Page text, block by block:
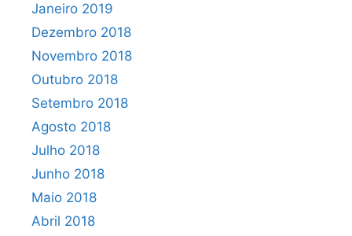
Janeiro 2019
Dezembro 2018
Novembro 2018
Outubro 2018
Setembro 2018
Agosto 2018
Julho 2018
Junho 2018
Maio 2018
Abril 2018